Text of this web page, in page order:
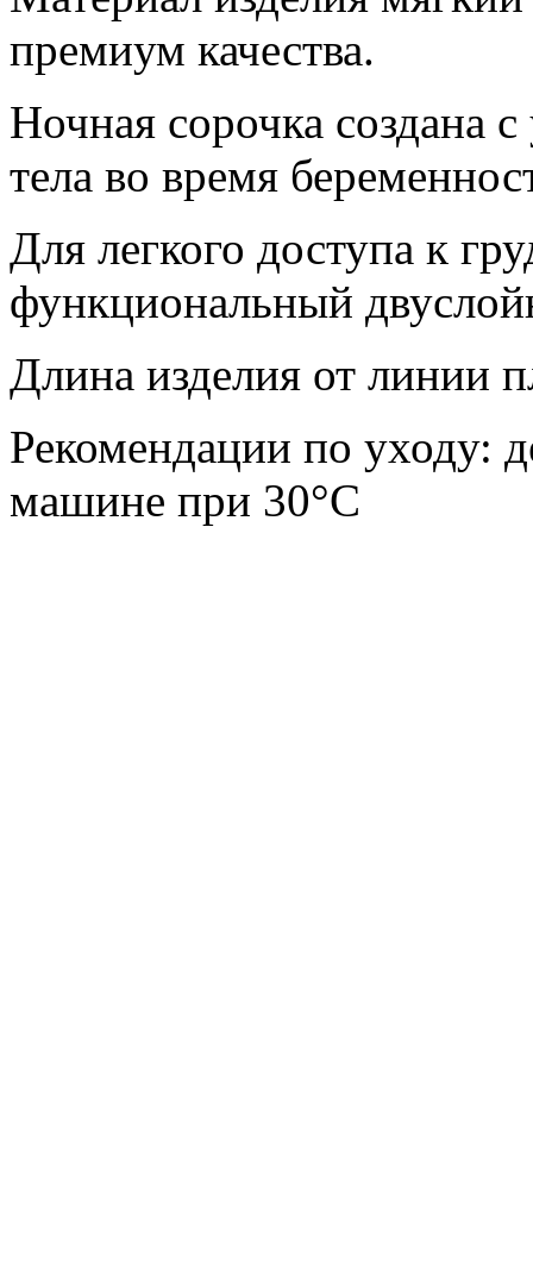
премиум качества.
Ночная сорочка создана
тела во время
Для легкого доступа к
функциональный
Длина изделия от линии
Рекомендации по уходу:
машине при 30°C